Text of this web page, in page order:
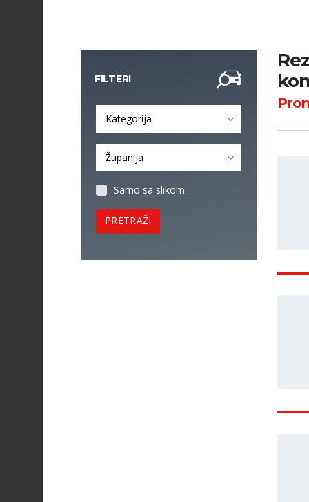
FILTERI
Kategorija
Županija
Samo sa slikom
PRETRAŽI